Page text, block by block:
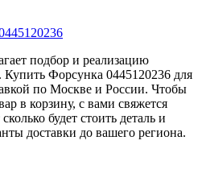
подбор и реализацию
Купить Форсунка 0445120236 для
по Москве и России. Чтобы
в корзину, с вами свяжется
будет стоить деталь и
доставки до вашего региона.